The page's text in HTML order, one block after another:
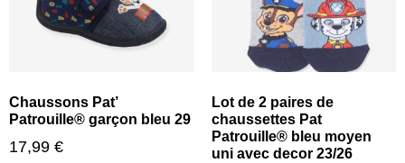
Chaussons Pat’
Patrouille® garçon bleu 29
17,99 €
Lot de 2 paires de
chaussettes Pat
Patrouille® bleu moyen
uni avec decor 23/26